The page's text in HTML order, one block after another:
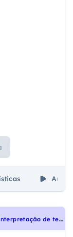
Aulas
U
NIFESP 2009 - Inglês - Interpretação de texto | Reading comprehension